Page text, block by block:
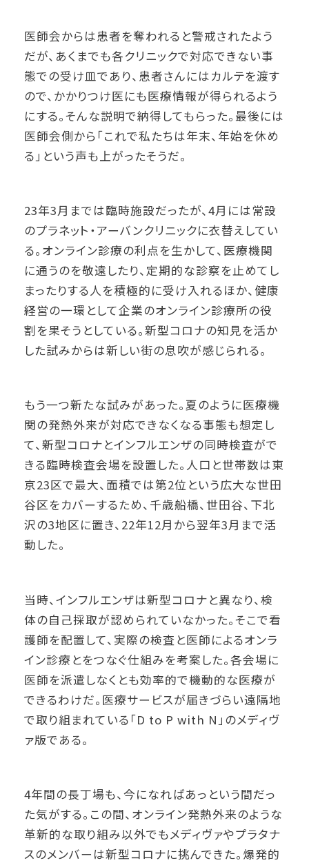
医師会からは患者を奪われると警戒されたよう
だが、あくまでも各クリニックで対応できない事
態での受け皿であり、患者さんにはカルテを渡す
ので、かかりつけ医にも医療情報が得られるよう
にする。そんな説明で納得してもらった。最後には
医師会側から「これで私たちは年末、年始を休め
る」という声も上がったそうだ。
23年3月までは臨時施設だったが、4月には常設
のプラネット・アーバンクリニックに衣替えしてい
る。オンライン診療の利点を生かして、医療機関
に通うのを敬遠したり、定期的な診察を止めてし
まったりする人を積極的に受け入れるほか、健康
経営の一環として企業のオンライン診療所の役
割を果そうとしている。新型コロナの知見を活か
した試みからは新しい街の息吹が感じられる。
もう一つ新たな試みがあった。夏のように医療機
関の発熱外来が対応できなくなる事態も想定し
て、新型コロナとインフルエンザの同時検査がで
きる臨時検査会場を設置した。人口と世帯数は東
京23区で最大、面積では第2位という広大な世田
谷区をカバーするため、千歳船橋、世田谷、下北
沢の3地区に置き、22年12月から翌年3月まで活
動した。
当時、インフルエンザは新型コロナと異なり、検
体の自己採取が認められていなかった。そこで看
護師を配置して、実際の検査と医師によるオンラ
イン診療とをつなぐ仕組みを考案した。各会場に
医師を派遣しなくとも効率的で機動的な医療が
できるわけだ。医療サービスが届きづらい遠隔地
で取り組まれている「D to P with N」のメディヴ
ァ版である。
4年間の長丁場も、今になればあっという間だっ
た気がする。この間、オンライン発熱外来のような
革新的な取り組み以外でもメディヴァやプラタナ
スのメンバーは新型コロナに挑んできた。爆発的